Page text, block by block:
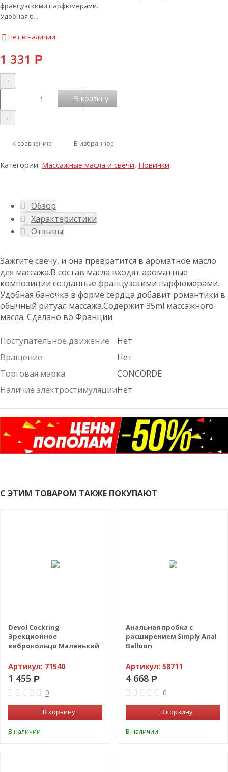
французскими парфюмерами.
Удобная б...
Нет в наличии
1 331 Р
-
+
В корзину
К сравнению В избранное
Категории: Массажные масла и свечи, Новинки
Обзор
Характеристики
Отзывы
Зажгите свечу, и она превратится в ароматное масло
для массажа.В состав масла входят ароматные
композиции созданные французскими парфюмерами.
Удобная баночка в форме сердца добавит романтики в
обычный ритуал массажа.Содержит 35ml массажного
масла. Сделано во Франции.
Поступательное движение
Нет
Вращение
Нет
Торговая марка
CONCORDE
Наличие электростимуляцииНет
С ЭТИМ ТОВАРОМ ТАКЖЕ ПОКУПАЮТ
Devol Cockring
Эрекционное
виброкольцо Маленький
Артикул: 71540
1 455 Р
0
В корзину
В наличии
Анальная пробка с
расширением Simply Anal
Balloon
Артикул: 58711
4 668 Р
0
В корзину
В наличии